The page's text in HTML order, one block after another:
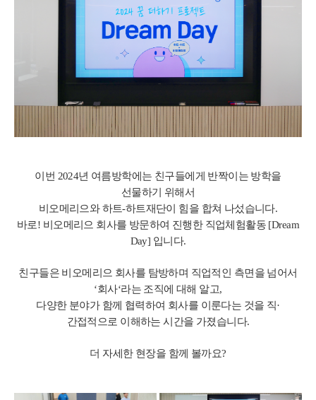
이번 2024년 여름방학에는 친구들에게 반짝이는 방학을
선물하기 위해서
비오메리으와 하트-하트재단이 힘을 합쳐 나섰습니다.
바로! 비오메리으 회사를 방문하여 진행한 직업체험활동 [Dream
Day] 입니다.
친구들은 비오메리으 회사를 탐방하며 직업적인 측면을 넘어서
‘회사‘라는 조직에 대해 알고,
다양한 분야가 함께 협력하여 회사를 이룬다는 것을 직·
간접적으로 이해하는 시간을 가졌습니다.
더 자세한 현장을 함께 볼까요?